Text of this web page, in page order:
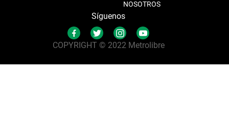
NOSOTROS
Síguenos
COPYRIGHT © 2022 Metrolibre